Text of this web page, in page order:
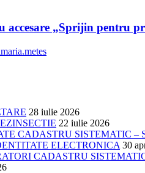
„Sprijin pentru
28 iulie 2026
22 iulie 2026
CADASTRU SISTEMATIC –
ELECTRONICA 30
CADASTRU